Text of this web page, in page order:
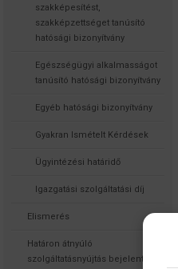
szakképesítést,
szakképzettséget tanúsító
hatósági bizonyítvány
Egészségügyi alkalmasságot
tanúsító hatósági bizonyítvány
Egyéb hatósági bizonyítvány
Gyakran Ismételt Kérdések
Ügyintézési határidő
Igazgatási szolgáltatási díj
Elismerés
Határon átnyúló
szolgáltatásnyújtás bejelentése